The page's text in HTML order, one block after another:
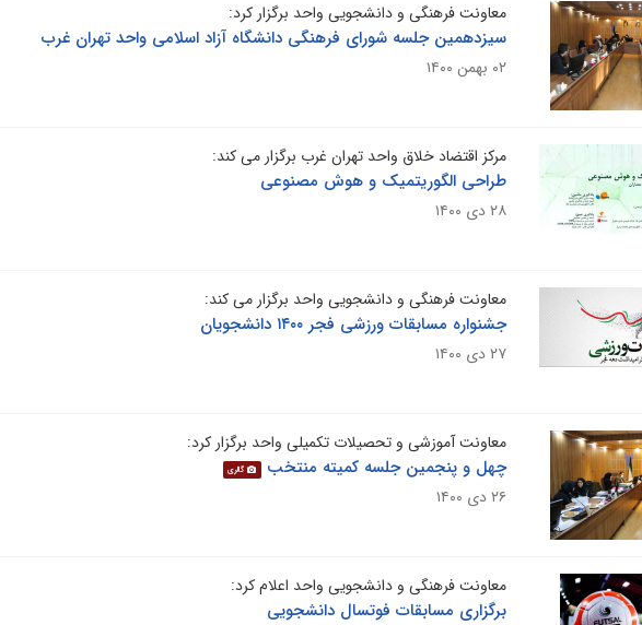
معاونت فرهنگی و دانشجویی واحد برگزار کرد:
سیزدهمین جلسه شورای فرهنگی دانشگاه آزاد اسلامی واحد تهران غرب
۰۲ بهمن ۱۴۰۰
مرکز اقتضاد خلاق واحد تهران غرب برگزار می کند:
طراحی الگوریتمیک و هوش مصنوعی
۲۸ دی ۱۴۰۰
معاونت فرهنگی و دانشجویی واحد برگزار می کند:
جشنواره مسابقات ورزشی فجر ۱۴۰۰ دانشجویان
۲۷ دی ۱۴۰۰
معاونت آموزشی و تحصیلات تکمیلی واحد برگزار کرد:
چهل و پنجمین جلسه کمیته منتخب گالری
۲۶ دی ۱۴۰۰
معاونت فرهنگی و دانشجویی واحد اعلام کرد:
برگزاری مسابقات فوتسال دانشجویی